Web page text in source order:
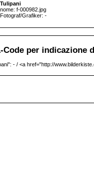
Tulipani
nome: f-000982.jpg
Fotograf/Grafiker: -
Code per indicazione
- / <a href="http://